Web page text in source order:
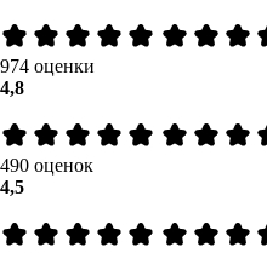
974 оценки
4,8
490 оценок
4,5